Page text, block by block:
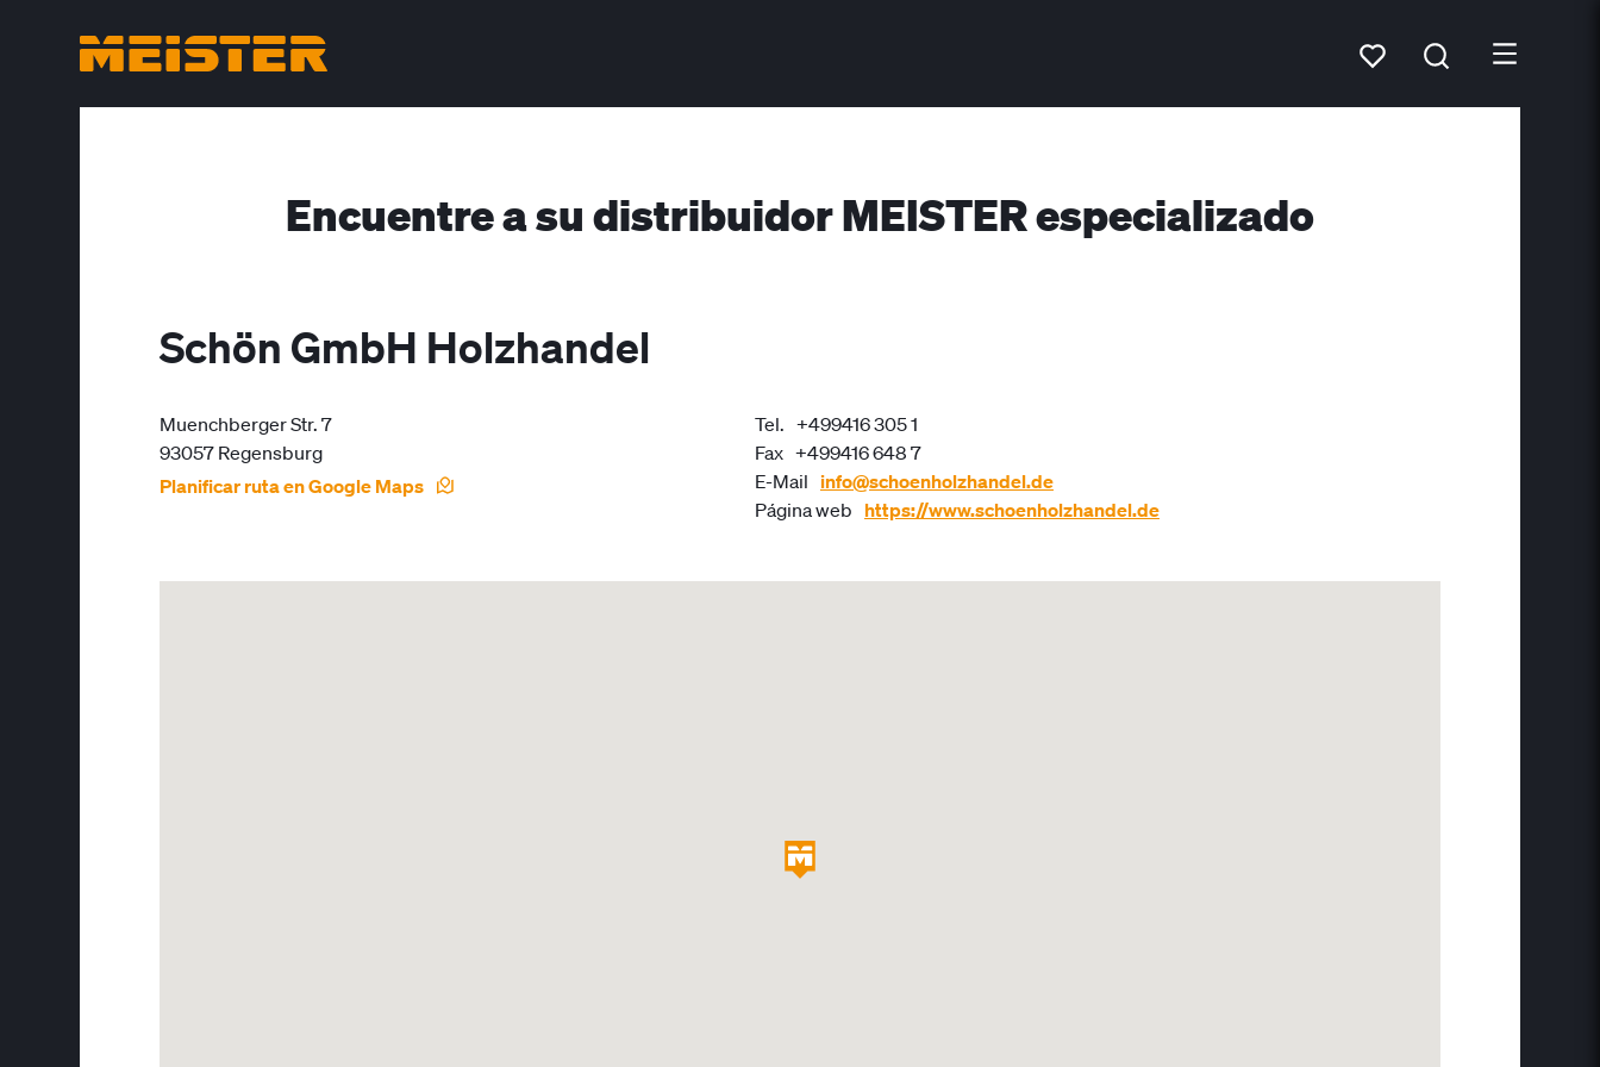
Encuentre a su distribuidor MEISTER especializado
Schön GmbH Holzhandel
Muenchberger Str. 7
93057 Regensburg
Planificar ruta en Google Maps
Tel. +499416 305 1
Fax +499416 648 7
E-Mail info@schoenholzhandel.de
Página web https://www.schoenholzhandel.de